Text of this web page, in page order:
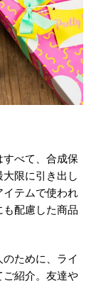
べて、合成保
限に引き出し
イテムで使われ
配慮した商品
ために、ライ
ご紹介。友達や